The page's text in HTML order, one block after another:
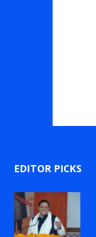
EDITOR PICKS